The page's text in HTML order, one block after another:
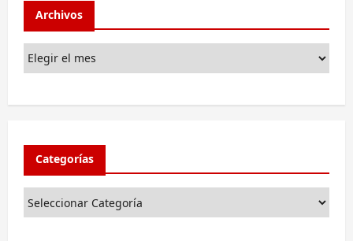
Archivos
Categorías